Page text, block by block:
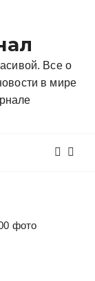
Все о
в мире
фото